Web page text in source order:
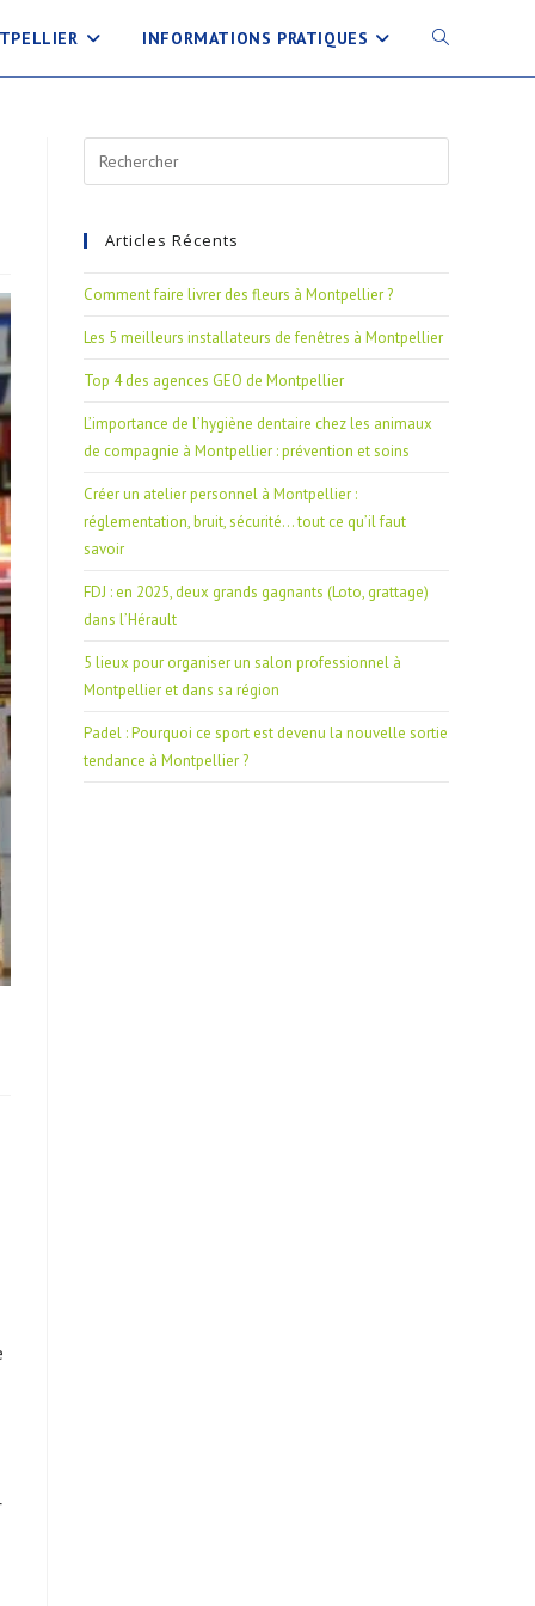
INFORMATIONS PRATIQUES
Articles Récents
Comment faire livrer des fleurs à Montpellier ?
Les 5 meilleurs installateurs de fenêtres à Montpellier
Top 4 des agences GEO de Montpellier
L’importance de l’hygiène dentaire chez les animaux
de compagnie à Montpellier : prévention et soins
Créer un atelier personnel à Montpellier :
réglementation, bruit, sécurité… tout ce qu’il faut
savoir
FDJ : en 2025, deux grands gagnants (Loto, grattage)
dans l’Hérault
5 lieux pour organiser un salon professionnel à
Montpellier et dans sa région
Padel : Pourquoi ce sport est devenu la nouvelle sortie
tendance à Montpellier ?